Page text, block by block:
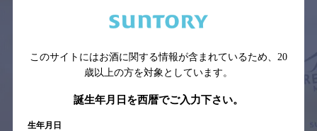
※それぞれのお店のメニューや営業時間などの掲載情報については、
予告なしに変更されることがありますので、
す。
このサイトにはお酒に関する情報が含まれているため、 20
歳以上の方を対象としています。
誕生年月日を西暦でご入力下さい。
生年月日